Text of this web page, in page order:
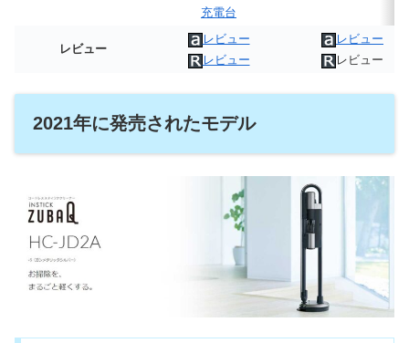
充電台
レビュー
レビュー
レビュー
レビュー
レビュー
2021年に発売されたモデル